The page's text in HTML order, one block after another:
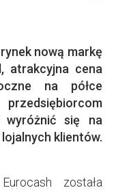
nową markę
atrakcyjna cena
na półce
wyróżnić się na
klientów.
została